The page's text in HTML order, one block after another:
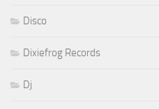
Disco
Dixiefrog Records
Dj